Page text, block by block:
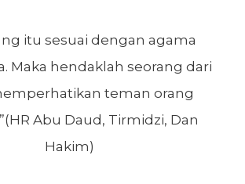
itu sesuai dengan agama
Maka hendaklah seorang dari
teman orang
Abu Daud, Tirmidzi, Dan
Hakim)